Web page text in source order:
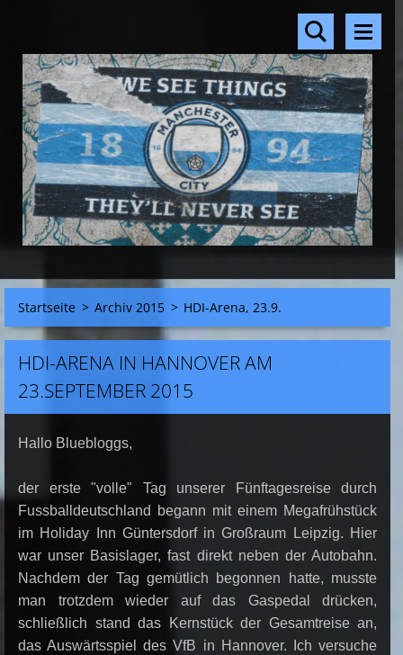
Startseite > Archiv 2015 > HDI-Arena, 23.9.
HDI-ARENA IN HANNOVER AM
23.SEPTEMBER 2015
Hallo Bluebloggs,
der erste "volle" Tag unserer Fünftagesreise durch
Fussballdeutschland begann mit einem Megafrühstück
im Holiday Inn Güntersdorf in Großraum Leipzig. Hier
war unser Basislager, fast direkt neben der Autobahn.
Nachdem der Tag gemütlich begonnen hatte, musste
man trotzdem wieder auf das Gaspedal drücken,
schließlich stand das Kernstück der Gesamtreise an,
das Auswärtsspiel des VfB in Hannover. Ich versuche